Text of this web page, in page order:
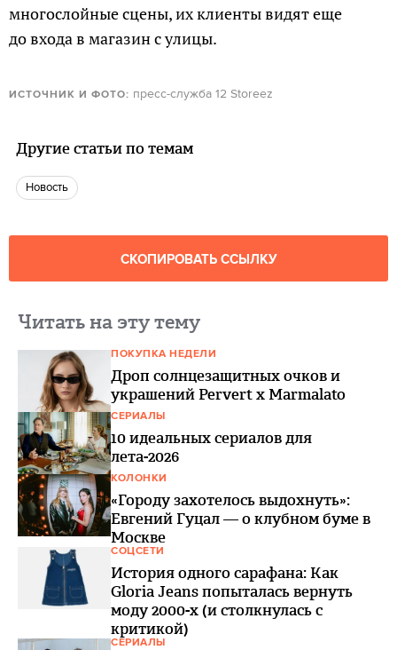
многослойные сцены, их клиенты видят еще
до входа в магазин с улицы.
ИСТОЧНИК И ФОТО: пресс-служба 12 Storeez
Другие статьи по темам
Новость
СКОПИРОВАТЬ ССЫЛКУ
Читать на эту тему
ПОКУПКА НЕДЕЛИ
Дроп солнцезащитных очков и
украшений Pervert x Marmalato
СЕРИАЛЫ
10 идеальных сериалов для
лета-2026
КОЛОНКИ
«Городу захотелось выдохнуть»:
Евгений Гуцал — о клубном буме в
Москве
СОЦСЕТИ
История одного сарафана: Как
Gloria Jeans попыталась вернуть
моду 2000-х (и столкнулась с
критикой)
СЕРИАЛЫ